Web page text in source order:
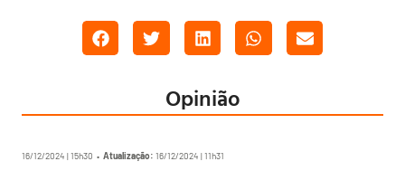
Opinião
16/12/2024 | 15h30 • Atualização: 16/12/2024 | 11h31